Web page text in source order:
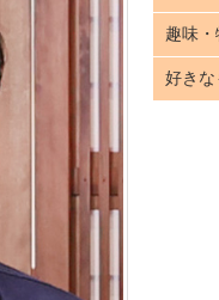
趣味
好きな